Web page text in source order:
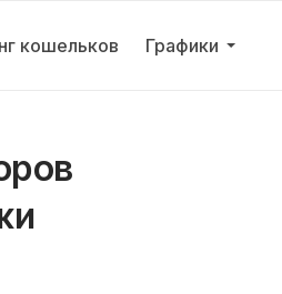
кошельков Графики